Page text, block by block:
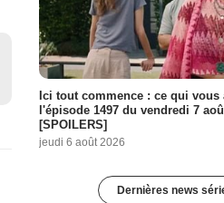
Ici tout commence : ce qui vous
l'épisode 1497 du vendredi 7
[SPOILERS]
jeudi 6 août 2026
Dernières news